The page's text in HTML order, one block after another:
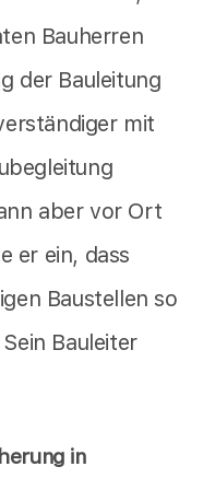
Bauherren
der Bauleitung
mit
aber vor Ort
er ein, dass
Baustellen so
Bauleiter
in